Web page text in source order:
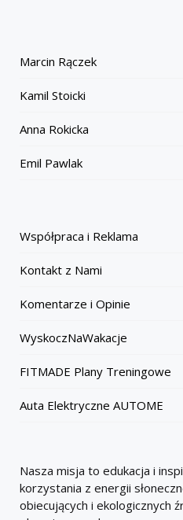
Marcin Rączek
Kamil Stoicki
Anna Rokicka
Emil Pawlak
Współpraca i Reklama
Kontakt z Nami
Komentarze i Opinie
WyskoczNaWakacje
FITMADE Plany Treningowe
Auta Elektryczne AUTOME
Nasza misja to edukacja i
korzystania z energii
obiecujących i ekologicznych